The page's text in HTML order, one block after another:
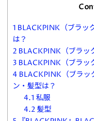
1 BLACKPINK（ブラッ
は？
2 BLACKPINK（ブラッ
3 BLACKPINK（ブラッ
4 BLACKPINK（ブラッ
ン・髪型は？
4.1私服
4.2髪型